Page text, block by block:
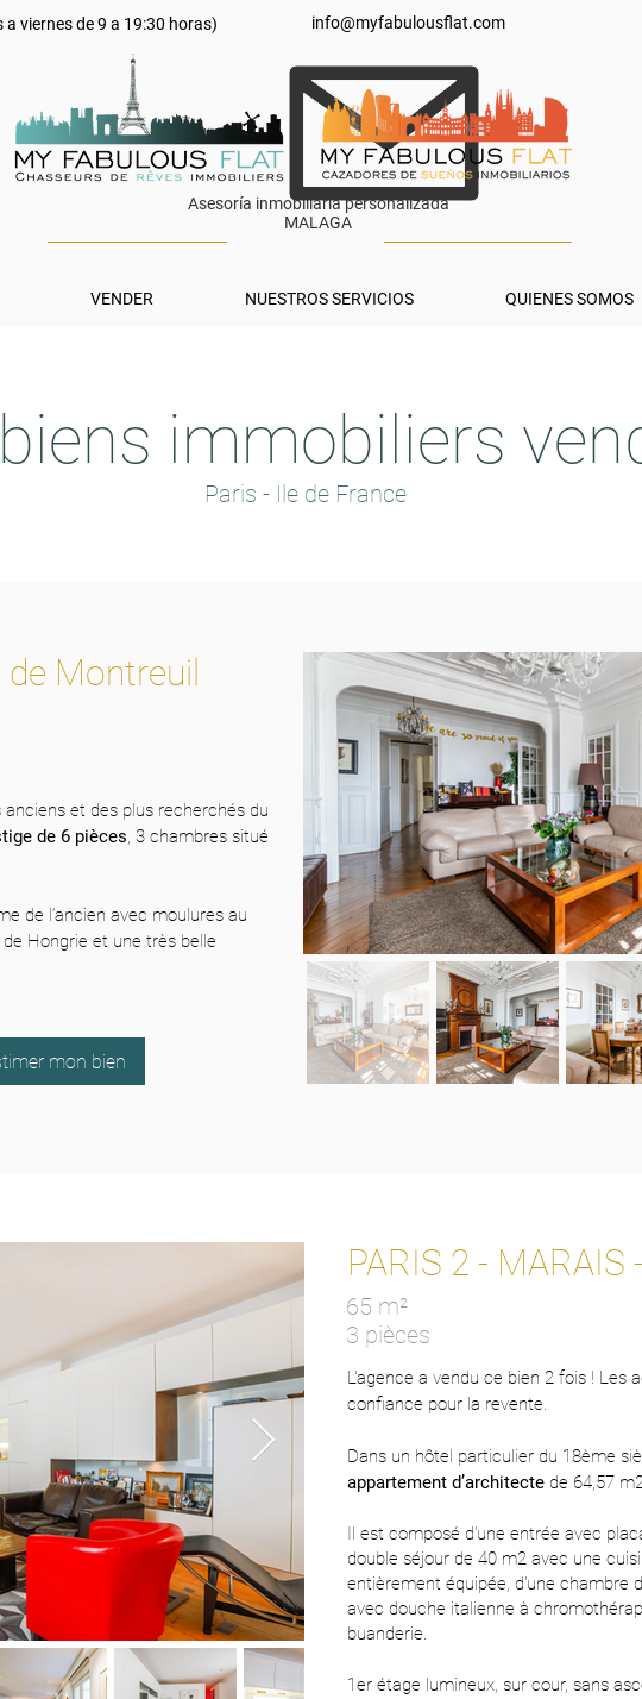
viernes de 9 a 19:30 horas) info@myfabulousflat.com
Asesoría inmobiliaria personalizada
MALAGA
VENDER NUESTROS SERVICIOS QUIENES SOMOS
immobiliers
Paris - Ile de France
Montreuil
anciens et des plus recherchés du
de 6 pièces, 3 chambres situé
de l’ancien avec moulures au
Hongrie et une très belle
mon bien
PARIS 2 - MARAIS
L'agence a vendu ce bien 2 fois ! Les
confiance pour la revente.
Dans un hôtel particulier du 18ème
appartement d’architecte de 64,57
Il est composé d'une entrée avec
double séjour de 40 m2 avec une
entièrement équipée, d'une chambre
avec douche italienne à
buanderie.
1er étage lumineux, sur cour, sans
65 m²
3 pièces